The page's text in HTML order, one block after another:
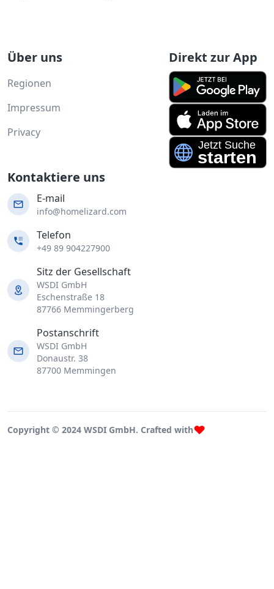
Über uns
Regionen
Impressum
Privacy
Direkt zur App
Kontaktiere uns
E-mail
info@homelizard.com
Telefon
+49 89 904227900
Sitz der Gesellschaft
WSDI GmbH
Eschenstraße 18
87766 Memmingerberg
Postanschrift
WSDI GmbH
Donaustr. 38
87700 Memmingen
Copyright © 2024 WSDI GmbH. Crafted with